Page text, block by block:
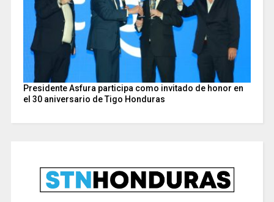
Presidente Asfura participa como invitado de honor en
el 30 aniversario de Tigo Honduras